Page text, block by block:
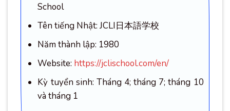
School
Tên tiếng Nhật: JCLI日本語学校
Năm thành lập: 1980
Website: https://jclischool.com/en/
Kỳ tuyển sinh: Tháng 4; tháng 7; tháng 10
và tháng 1